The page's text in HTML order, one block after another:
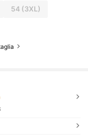
54(3XL)